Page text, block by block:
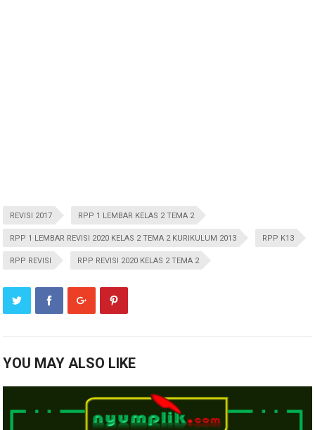
REVISI 2017 RPP 1 LEMBAR KELAS 2 TEMA 2
RPP 1 LEMBAR REVISI 2020 KELAS 2 TEMA 2 KURIKULUM 2013 RPP K13
RPP REVISI RPP REVISI 2020 KELAS 2 TEMA 2
YOU MAY ALSO LIKE